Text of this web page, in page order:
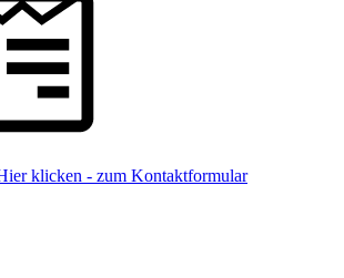
klicken - zum Kontaktformular